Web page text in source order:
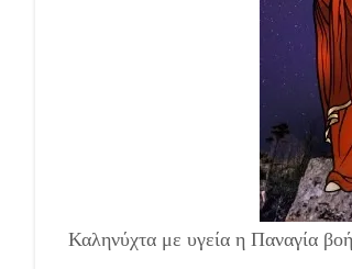
Καληνύχτα με υγεία η Παναγία